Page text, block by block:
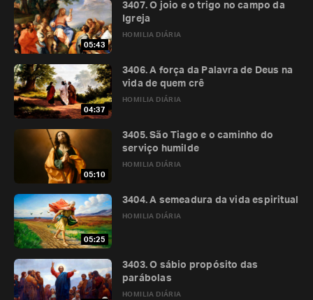
05:43
HOMILIA DIÁRIA
3407. O joio e o trigo no campo da
Igreja
04:37
HOMILIA DIÁRIA
3406. A força da Palavra de Deus na
vida de quem crê
05:10
HOMILIA DIÁRIA
3405. São Tiago e o caminho do
serviço humilde
05:25
HOMILIA DIÁRIA
3404. A semeadura da vida espiritual
HOMILIA DIÁRIA
3403. O sábio propósito das
parábolas